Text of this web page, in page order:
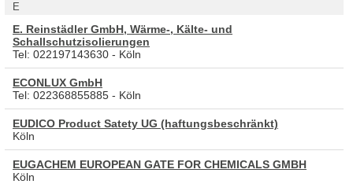
E
E. Reinstädler GmbH, Wärme-, Kälte- und
Schallschutzisolierungen
Tel: 022197143630 - Köln
ECONLUX GmbH
Tel: 022368855885 - Köln
EUDICO Product Satety UG (haftungsbeschränkt)
Köln
EUGACHEM EUROPEAN GATE FOR CHEMICALS GMBH
Köln